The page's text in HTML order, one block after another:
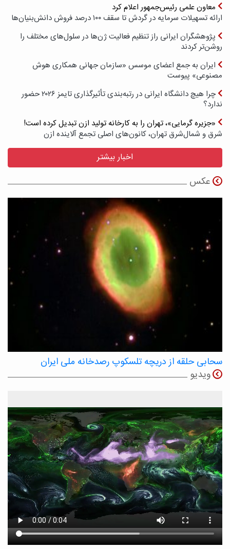
معاون علمی رئیس‌جمهور اعلام کرد
ارائه تسهیلات سرمایه در گردش تا سقف ۱۰۰ درصد فروش دانش‌بنیان‌ها
پژوهشگران ایرانی راز تنظیم فعالیت ژن‌ها در سلول‌های مختلف را
روشن‌تر کردند
ایران به جمع اعضای موسس «سازمان جهانی همکاری هوش
مصنوعی» پیوست
چرا هیچ دانشگاه ایرانی در رتبه‌بندی تأثیرگذاری تایمز ۲۰۲۶ حضور
ندارد؟
«جزیره گرمایی»، تهران را به کارخانه تولید ازن تبدیل کرده است!
شرق و شمال‌شرق تهران، کانون‌های اصلی تجمع آلاینده ازن
اخبار بیشتر
عکس
سحابی حلقه از دریچه تلسکوپ رصدخانه ملی ایران
ویدیو